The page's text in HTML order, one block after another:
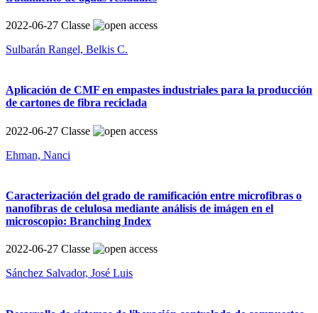
2022-06-27 Classe
Sulbarán Rangel, Belkis C.
Aplicación de CMF en empastes industriales para la producción
de cartones de fibra reciclada
2022-06-27 Classe
Ehman, Nanci
Caracterización del grado de ramificación entre microfibras o
nanofibras de celulosa mediante análisis de imágen en el
microscopio: Branching Index
2022-06-27 Classe
Sánchez Salvador, José Luis